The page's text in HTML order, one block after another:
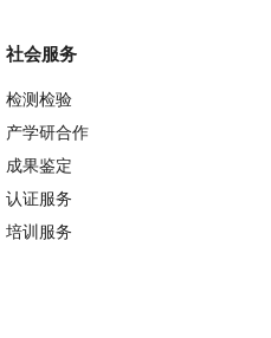
社会服务
检测检验
产学研合作
成果鉴定
认证服务
培训服务